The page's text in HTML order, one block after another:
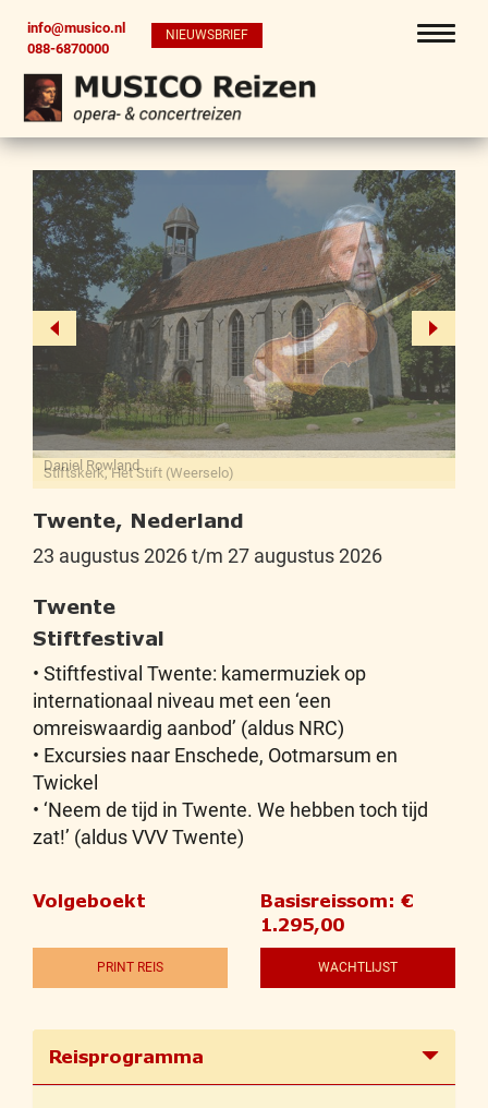
info@musico.nl
088-6870000
NIEUWSBRIEF
Daniel Rowland
Twente, Nederland
23 augustus 2026 t/m 27 augustus 2026
Twente
Stiftfestival
• Stiftfestival Twente: kamermuziek op
internationaal niveau met een ‘een
omreiswaardig aanbod’ (aldus NRC)
• Excursies naar Enschede, Ootmarsum en
Twickel
• ‘Neem de tijd in Twente. We hebben toch tijd
zat!’ (aldus VVV Twente)
Volgeboekt
Basisreissom: €
1.295,00
PRINT REIS WACHTLIJST
Reisprogramma